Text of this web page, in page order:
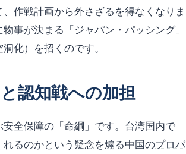
作戦計画から外さざるを得なくなりま
事が決まる「ジャパン・パッシング」
化）を招くのです。
認知戦への加担
全保障の「命綱」です。台湾国内で
るのかという疑念を煽る中国のプロパ